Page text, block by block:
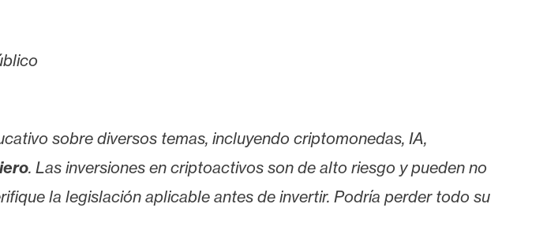
sobre diversos temas, incluyendo criptomonedas, IA,
. Las inversiones en criptoactivos son de alto riesgo y pueden no
la legislación aplicable antes de invertir. Podría perder todo su